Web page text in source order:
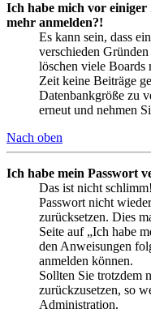
Ich habe mich vor
mehr anmelden?!
Es kann sein, dass
verschieden
löschen viele Boards
Zeit keine Beiträge
Datenbankgröße zu
erneut und nehmen
Nach oben
Ich habe mein Passwort
Das ist nicht
Passwort nicht
zurücksetzen. Dies
Seite auf „Ich habe
den Anweisungen
anmelden können.
Sollten Sie trotzdem
zurückzusetzen, so
Administration.